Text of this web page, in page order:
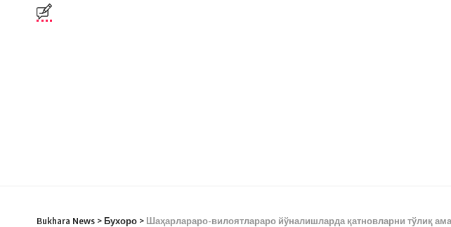
Bukhara News >Бухоро > Шаҳарлараро-вилоятлараро йўналишларда қатновларни тўлиқ